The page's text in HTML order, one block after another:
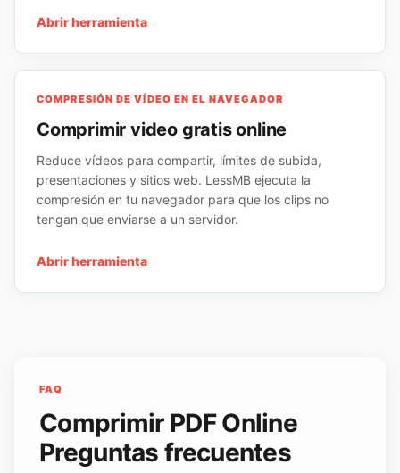
Abrir herramienta
COMPRESIÓN DE VÍDEO EN EL NAVEGADOR
Comprimir video gratis online
Reduce vídeos para compartir, límites de subida,
presentaciones y sitios web. LessMB ejecuta la
compresión en tu navegador para que los clips no
tengan que enviarse a un servidor.
Abrir herramienta
FAQ
Comprimir PDF Online
Preguntas frecuentes